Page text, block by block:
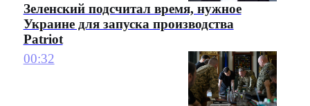
Зеленский подсчитал время, нужное
Украине для запуска производства
Patriot
00:32